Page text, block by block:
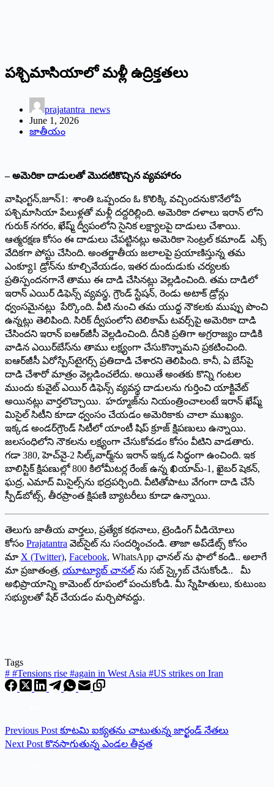
పశ్చిమాసియాలో మళ్లీ ఉద్రిక్తతలు
prajatantra_news
June 1, 2026
జాతీయం
– అమెరికా దాడులతో మొదటికొచ్చిన వ్యవహారం
వాషింగ్టన్‌,‌జూన్‌1: ‌శాంతి ఒప్పందం ఓ కొలిక్కి వచ్చిందనుకొనేలోపే
పశ్చిమాసియా పేలుళ్లతో మళ్లీ దద్దరిల్లింది. అమెరికా దళాలు ఇరాన్‌ ‌లోని
గురుక్‌ ‌నగరం, ఖేష్మ్ ‌ద్వీపంలోని సైనిక లక్ష్యాలపై దాడులు చేశాయి.
ఆత్మరక్షణ కోసం ఈ దాడులు చేపట్టినట్లు అమెరికా సెంట్రల్‌ ‌కమాండ్‌ ఎక్స్
‌వేదికగా పోస్టు చేసింది. అంతర్జాతీయ జలాలపై ప్రయాణిస్తున్న తమ
ఎంక్యూ1 డ్రోన్‌ను కూల్చివేయడం, ఇతర దుందుడుకు చర్యలకు
ప్రతిస్పందనగానే తాము ఈ దాడి చేసినట్లు వెల్లడించింది. తమ దాడిలో
ఇరాన్‌ ఎయిర్‌ ‌డిఫెన్స్ ‌వ్యవస్థ, గ్రౌండ్‌ ‌స్టేషన్‌, ‌రెండు అటాక్‌ ‌డ్రోన్లు
ధ్వంసమైనట్లు పేర్కొంది. వీటి నుంచి తమ యుద్ధ నౌకలకు ముప్పు పొంచి
ఉన్నట్లు తెలిపింది. సిరిక్‌ ‌ద్వీపంలోని టెలికామ్‌ ‌టవర్స్‌పై అమెరికా దాడి
చేసిందని ఇరాన్‌ ఐఆర్‌జీసీ వెల్లడించింది. దీనికి ప్రతిగా అగ్రరాజ్యం దాడికి
వాడిన ఎయిర్‌బేస్‌ను తాము లక్ష్యంగా చేసుకొన్నామని ప్రకటించింది.
ఐఆర్‌జీసీ ఏరోస్పేస్‌టైగ‌ర్స్ ‌ప్రతిదాడి చేశారని తెలిపింది. కానీ, ఏ బేస్‌పై
దాడి చేశారో మాత్రం వెల్లడించలేదు. అయితే అంతకు కొన్ని గంటల
ముందు కువైట్‌ ఎయిర్‌ ‌డిఫెన్స్ ‌వ్యవస్థ దాడులను గుర్తించి యాక్టివేట్‌
అయినట్లు వార్తలొచ్చాయి. హర్మూజ్‌ను నియంత్రించాలంటే ఇరాన్‌ ‌ఖేష్మ్
‌మిసైల్‌ ‌సిటీని కూడా ధ్వంసం చేయడం అమెరికాకు చాలా ముఖ్యం.
ఇక్కడ అండర్‌‌గ్రౌండ్‌ ‌సిటీలో యాంటీ షిప్‌ ‌క్రూజ్‌ ‌క్షిపణులు ఉన్నాయి.
జలసంధిలోని నౌకలను లక్ష్యంగా చేసుకోవడం కోసం వీటిని వాడతారు.
గడా 380, హెచ్‌వై-2 సిల్క్‌వార్మ్‌ను ఇరాన్‌ ఇక్కడ సిద్ధంగా ఉంచింది. ఇక
బాలిస్టిక్‌ ‌క్షిపణుల్లో 800 కిలోమీటర్ల రేంజ్‌ ఉన్న ఖియామ్‌-1, ‌ఖైబర్‌ ‌షెకన్‌,
‌ఘద్ర, ఎమాద్‌ ‌మిసైల్స్‌ను భద్రపర్చింది. వీటితోపాటు వేగంగా దాడి చేసే
స్పీడ్‌బోట్స్, ‌తీరప్రాంత క్షిపణి బ్యాటరీలు కూడా ఉన్నాయి.
తెలుగు జాతీయ వార్తలు, ప్రత్యేక కథనాలు, ట్రెండింగ్ వీడియోలు
కోసం Prajatantra వెబ్‌సైట్ ను సందర్శించండి. తాజా అప్‌డేట్స్ కోసం
మా X (Twitter), Facebook, WhatsApp ఛానల్ ను ఫాలో కండి.. అలాగే
మా ప్రజాతంత్ర, యూట్యూబ్ చానల్ ను సబ్ స్క్రైబ్ చేసుకోండి.. మీ
అభిప్రాయాన్ని కామెంట్ రూపంలో పంచుకోండి. మీ స్నేహితులు, కుటుంబ
సభ్యులతో షేర్ చేయడం మర్చిపోవద్దు.
Tags
# #Tensions rise #again in West Asia #US strikes on Iran
Previous Post కూట‌మి ఐక్య‌త‌ను చాటుతున్న జార్ఖండ్ నేత‌లు
Next Post కొనసాగుతున్న ఎండల తీవ్రత